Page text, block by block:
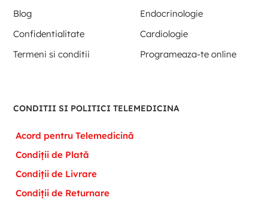
Blog
Endocrinologie
Confidentialitate
Cardiologie
Termeni si conditii
Programeaza-te online
CONDITII SI POLITICI TELEMEDICINA
Acord pentru Telemedicină
Condiții de Plată
Condiții de Livrare
Condiții de Returnare